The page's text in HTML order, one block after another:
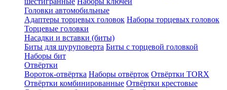
Головки автомобильные
Адаптеры торцевых головок Наборы торцевых головок
Торцевые головки
Насадки и вставки (биты)
Биты для шуруповерта Биты с торцевой головкой
Наборы бит
Отвёртки
Вороток-отвёртка Наборы отвёрток Отвёртки TORX
Отвёртки комбинированные Отвёртки крестовые